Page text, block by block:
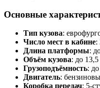
Основные
Тип кузова:
Число мест в кабине:
Длина платформы:
Объём кузова: до 13,5
Грузоподъёмность:
Двигатель:
Коробка передач: 5-